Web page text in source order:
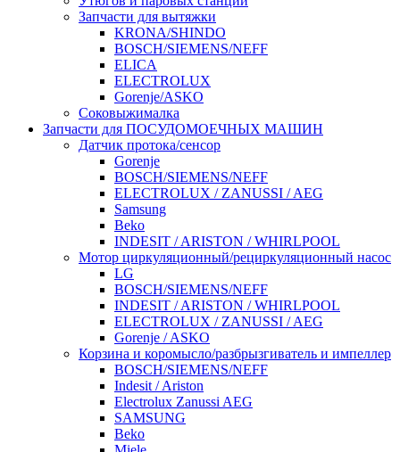
Запчасти для вытяжки
KRONA/SHINDO
BOSCH/SIEMENS/NEFF
ELICA
ELECTROLUX
Gorenje/ASKO
Соковыжималка
Запчасти для ПОСУДОМОЕЧНЫХ МАШИН
Датчик протока/сенсор
Gorenje
BOSCH/SIEMENS/NEFF
ELECTROLUX / ZANUSSI / AEG
Samsung
Beko
INDESIT / ARISTON / WHIRLPOOL
Мотор циркуляционный/рециркуляционный насос
LG
BOSCH/SIEMENS/NEFF
INDESIT / ARISTON / WHIRLPOOL
ELECTROLUX / ZANUSSI / AEG
Gorenje / ASKO
Корзина и коромысло/разбрызгиватель и импеллер
BOSCH/SIEMENS/NEFF
Indesit / Ariston
Electrolux Zanussi AEG
SAMSUNG
Beko